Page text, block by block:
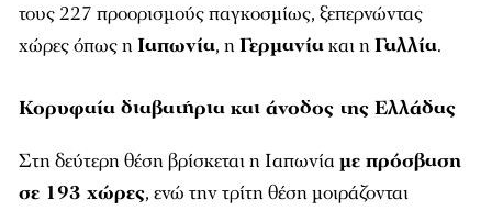
τους 227 προορισμούς παγκοσμίως, ξεπερνώντας
χώρες όπως η Ιαπωνία, ηΓερμανίακαι ηΓαλλία.
Κορυφαία διαβατήρια και άνοδος της Ελλάδας
Στη δεύτερη θέση βρίσκεται η Ιαπωνίαμε πρόσβαση
σε 193 χώρες, ενώ την τρίτη θέση μοιράζονται